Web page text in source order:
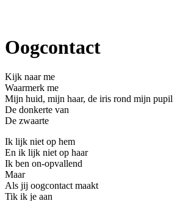
Oogcontact
Kijk naar me
Waarmerk me
Mijn huid, mijn haar, de iris rond mijn pupil
De donkerte van
De zwaarte
Ik lijk niet op hem
En ik lijk niet op haar
Ik ben on-opvallend
Maar
Als jij oogcontact maakt
Tik ik je aan